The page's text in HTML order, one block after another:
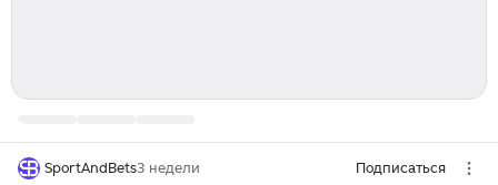
SportAndBets3 недели Подписаться